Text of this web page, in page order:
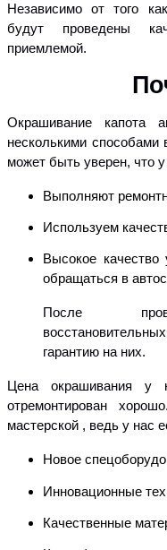
Независимо от того
будут проведены
приемлемой.
Окрашивание капота
несколькими способами
может быть уверен, что у
Выполняют
Используем
Высокое качество
обращаться в
После
гарантию на них.
Цена окрашивания у
отремонтирован
мастерской , ведь у нас
Новое
Инновационные
Качественные